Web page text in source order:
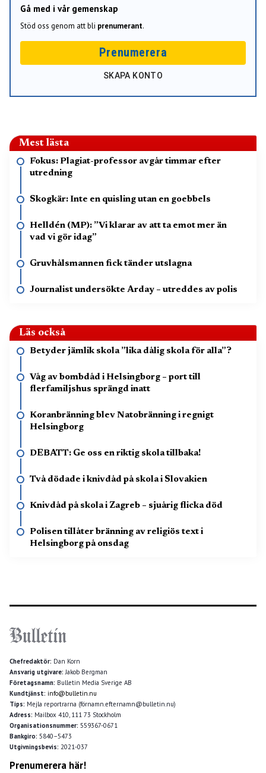
Gå med i vår gemenskap
Stöd oss genom att bli prenumerant.
Prenumerera
SKAPA KONTO
Mest lästa
Fokus: Plagiat-professor avgår timmar efter
utredning
Skogkär: Inte en quisling utan en goebbels
Helldén (MP): ”Vi klarar av att ta emot mer än
vad vi gör idag”
Gruvhålsmannen fick tänder utslagna
Journalist undersökte Arday – utreddes av polis
Läs också
Betyder jämlik skola ”lika dålig skola för alla”?
Våg av bombdåd i Helsingborg – port till
flerfamiljshus sprängd inatt
Koranbränning blev Natobränning i regnigt
Helsingborg
DEBATT: Ge oss en riktig skola tillbaka!
Två dödade i knivdåd på skola i Slovakien
Knivdåd på skola i Zagreb – sjuårig flicka död
Polisen tillåter bränning av religiös text i
Helsingborg på onsdag
Chefredaktör: Dan Korn
Ansvarig utgivare: Jakob Bergman
Företagsnamn: Bulletin Media Sverige AB
Kundtjänst: info@bulletin.nu
Tips: Mejla reportrarna (förnamn.efternamn@bulletin.nu)
Adress: Mailbox 410, 111 73 Stockholm
Organisationsnummer: 559367-0671
Bankgiro: 5840–5473
Utgivningsbevis: 2021-037
Prenumerera här!